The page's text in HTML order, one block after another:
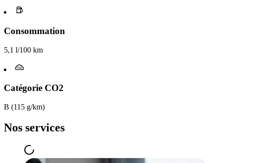
Consommation
5,1 l/100 km
Catégorie CO2
B (115 g/km)
Nos services